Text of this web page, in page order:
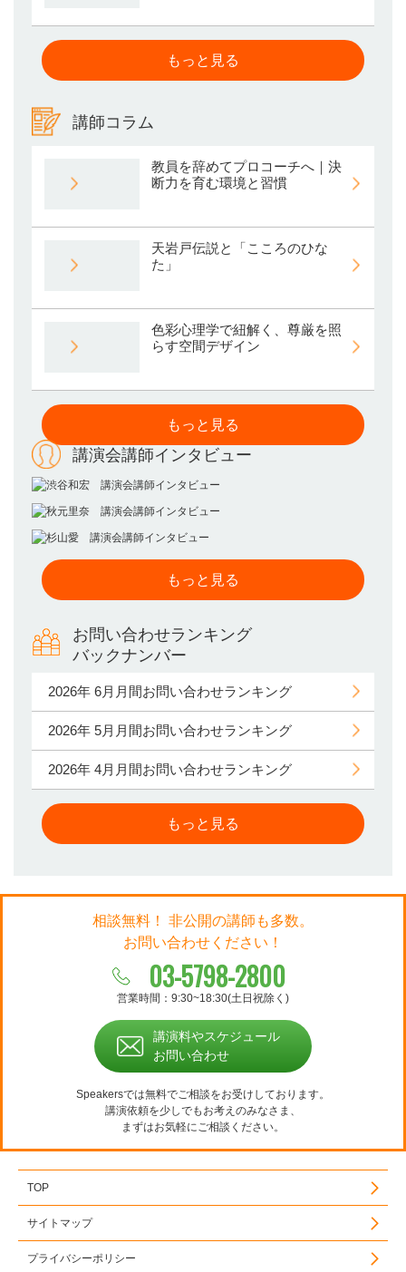
もっと見る
講師コラム
教員を辞めてプロコーチへ｜決
断力を育む環境と習慣
天岩戸伝説と「こころのひな
た」
色彩心理学で紐解く、尊厳を照
らす空間デザイン
もっと見る
講演会講師インタビュー
もっと見る
お問い合わせランキング
バックナンバー
2026年 6月月間お問い合わせランキング
2026年 5月月間お問い合わせランキング
2026年 4月月間お問い合わせランキング
もっと見る
相談無料！ 非公開の講師も多数。
お問い合わせください！
03-5798-2800
営業時間：9:30~18:30(土日祝除く)
講演料やスケジュール
お問い合わせ
Speakersでは無料でご相談をお受けしております。
講演依頼を少しでもお考えのみなさま、
まずはお気軽にご相談ください。
TOP
サイトマップ
プライバシーポリシー